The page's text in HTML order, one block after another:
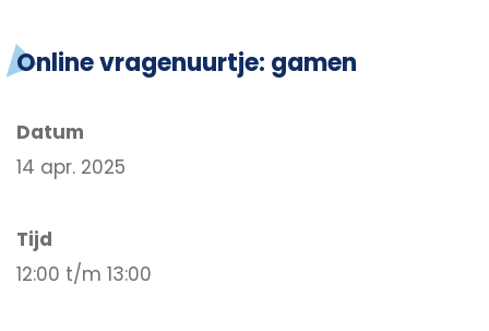
Online vragenuurtje: gamen
Datum
14 apr. 2025
Tijd
12:00 t/m 13:00